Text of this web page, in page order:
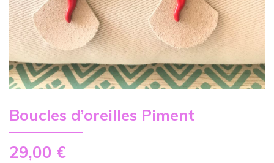
Boucles d’oreilles Piment
29,00 €